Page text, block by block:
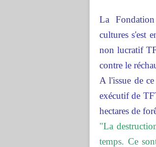
La
cultures s'est
non lucratif
contre le
A l'issue de
exécutif de
hectares de
"La
temps. Ce